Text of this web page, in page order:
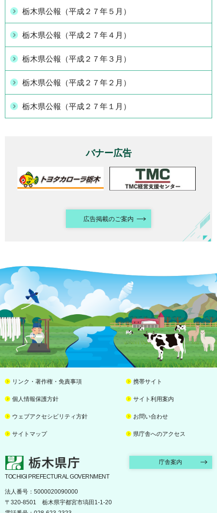
栃木県公報（平成２７年５月）
栃木県公報（平成２７年４月）
栃木県公報（平成２７年３月）
栃木県公報（平成２７年２月）
栃木県公報（平成２７年１月）
バナー広告
広告掲載のご案内
リンク・著作権・免責事項 携帯サイト
個人情報保護方針 サイト利用案内
ウェブアクセシビリティ方針 お問い合わせ
サイトマップ 県庁舎へのアクセス
栃木県庁 庁舎案内
TOCHIGI PREFECTURAL GOVERNMENT
法人番号：5000020090000
〒320-8501 栃木県宇都宮市塙田1-1-20